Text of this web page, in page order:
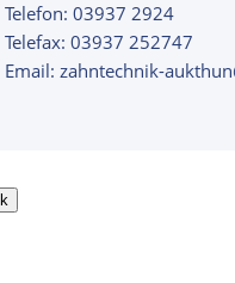
Telefon: 03937 2924
Telefax: 03937 252747
Email: zahntechnik-